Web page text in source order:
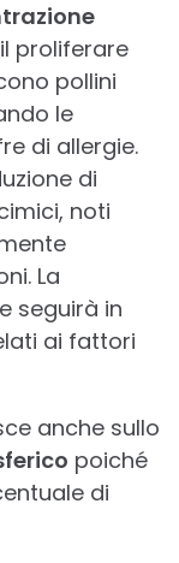
proliferare
pollini
le
di allergie.
di
noti
La
seguirà in
ai fattori
anche sullo
poiché
di